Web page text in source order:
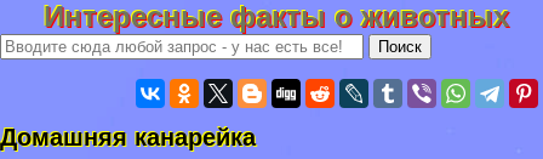
Интересные факты о животных
Домашняя канарейка